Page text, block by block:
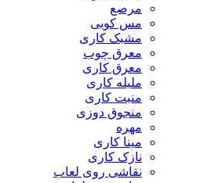
مرصع
مس کوبی
مشبک کاری
معرق چوب
معرق کاری
مليله کاری
منبت کاری
منجوق دوزی
مهره
مینا کاری
نازک کاری
نقاشی روی لعاب